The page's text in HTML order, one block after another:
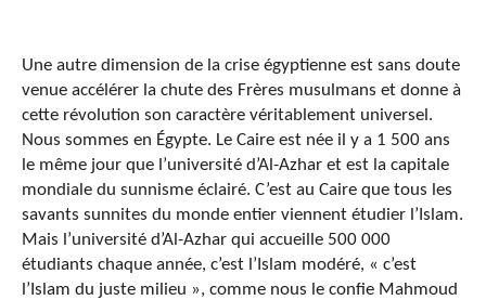
Une autre dimension de la crise égyptienne est sans doute
venue accélérer la chute des Frères musulmans et donne à
cette révolution son caractère véritablement universel.
Nous sommes en Égypte. Le Caire est née il y a 1 500 ans
le même jour que l’université d’Al-Azhar et est la capitale
mondiale du sunnisme éclairé. C’est au Caire que tous les
savants sunnites du monde entier viennent étudier l’Islam.
Mais l’université d’Al-Azhar qui accueille 500 000
étudiants chaque année, c’est l’Islam modéré, « c’est
l’Islam du juste milieu », comme nous le confie Mahmoud